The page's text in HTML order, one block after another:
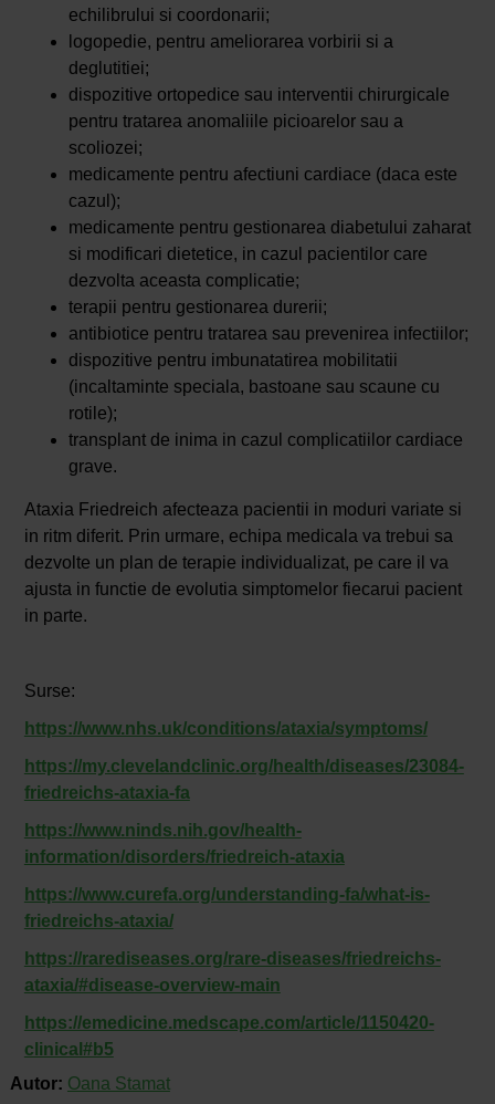
echilibrului si coordonarii;
logopedie, pentru ameliorarea vorbirii si a
deglutitiei;
dispozitive ortopedice sau interventii chirurgicale
pentru tratarea anomaliile picioarelor sau a
scoliozei;
medicamente pentru afectiuni cardiace (daca este
cazul);
medicamente pentru gestionarea diabetului zaharat
si modificari dietetice, in cazul pacientilor care
dezvolta aceasta complicatie;
terapii pentru gestionarea durerii;
antibiotice pentru tratarea sau prevenirea infectiilor;
dispozitive pentru imbunatatirea mobilitatii
(incaltaminte speciala, bastoane sau scaune cu
rotile);
transplant de inima in cazul complicatiilor cardiace
grave.
Ataxia Friedreich afecteaza pacientii in moduri variate si
in ritm diferit. Prin urmare, echipa medicala va trebui sa
dezvolte un plan de terapie individualizat, pe care il va
ajusta in functie de evolutia simptomelor fiecarui pacient
in parte.
Surse:
https://www.nhs.uk/conditions/ataxia/symptoms/
https://my.clevelandclinic.org/health/diseases/23084-
friedreichs-ataxia-fa
https://www.ninds.nih.gov/health-
information/disorders/friedreich-ataxia
https://www.curefa.org/understanding-fa/what-is-
friedreichs-ataxia/
https://rarediseases.org/rare-diseases/friedreichs-
ataxia/#disease-overview-main
https://emedicine.medscape.com/article/1150420-
clinical#b5
Autor: Oana Stamat